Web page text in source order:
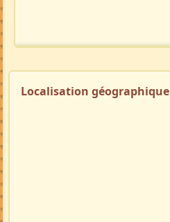
Localisation géographique